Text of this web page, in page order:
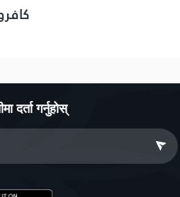
दर्ता गर्नुहोस्